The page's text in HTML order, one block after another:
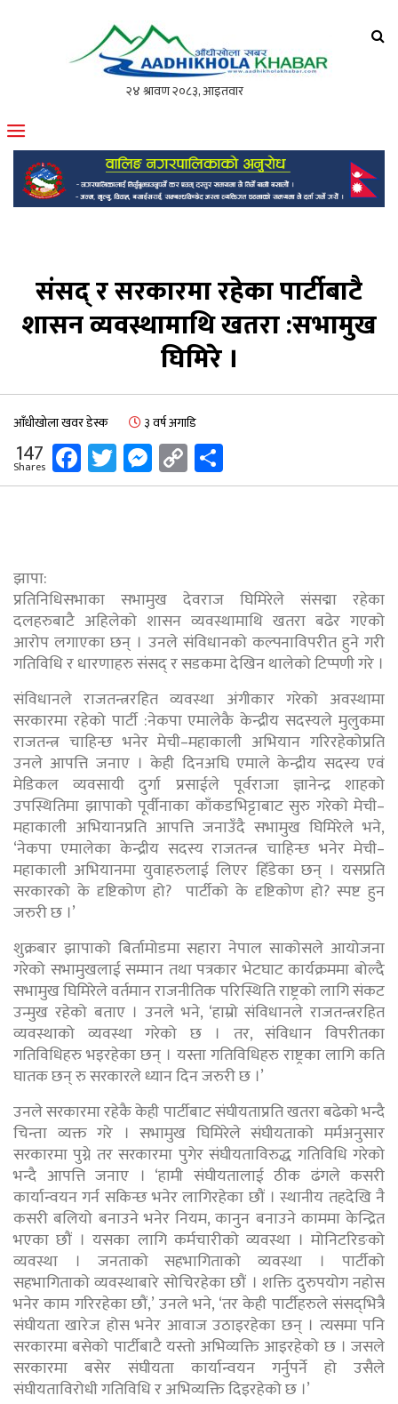
मोफसलकै लोकप्रिय अनलाइन पत्रिका
संसद् र सरकारमा रहेका पार्टीबाटै
शासन व्यवस्थामाथि खतरा :सभामुख
घिमिरे ।
आँधीखोला खवर डेस्क ३ वर्ष अगाडि
147
Shares Facebook
Twitter
Messenger
Copy
Link
झापा:
प्रतिनिधिसभाका सभामुख देवराज घिमिरेले संसद्मा रहेका
दलहरुबाटै अहिलेको शासन व्यवस्थामाथि खतरा बढेर गएको
आरोप लगाएका छन् । उनले संविधानको कल्पनाविपरीत हुने गरी
गतिविधि र धारणाहरु संसद् र सडकमा देखिन थालेको टिप्पणी गरे ।
संविधानले राजतन्त्ररहित व्यवस्था अंगीकार गरेको अवस्थामा
सरकारमा रहेको पार्टी :नेकपा एमालेकै केन्द्रीय सदस्यले मुलुकमा
राजतन्त्र चाहिन्छ भनेर मेची–महाकाली अभियान गरिरहेकोप्रति
उनले आपत्ति जनाए । केही दिनअघि एमाले केन्द्रीय सदस्य एवं
मेडिकल व्यवसायी दुर्गा प्रसाईले पूर्वराजा ज्ञानेन्द्र शाहको
उपस्थितिमा झापाको पूर्वीनाका काँकडभिट्टाबाट सुरु गरेको मेची–
महाकाली अभियानप्रति आपत्ति जनाउँदै सभामुख घिमिरेले भने,
‘नेकपा एमालेका केन्द्रीय सदस्य राजतन्त्र चाहिन्छ भनेर मेची–
महाकाली अभियानमा युवाहरुलाई लिएर हिँडेका छन् । यसप्रति
सरकारको के दृष्टिकोण हो? पार्टीको के दृष्टिकोण हो? स्पष्ट हुन
जरुरी छ ।’
शुक्रबार झापाको बिर्तामोडमा सहारा नेपाल साकोसले आयोजना
गरेको सभामुखलाई सम्मान तथा पत्रकार भेटघाट कार्यक्रममा बोल्दै
सभामुख घिमिरेले वर्तमान राजनीतिक परिस्थिति राष्ट्रको लागि संकट
उन्मुख रहेको बताए । उनले भने, ‘हाम्रो संविधानले राजतन्त्ररहित
व्यवस्थाको व्यवस्था गरेको छ । तर, संविधान विपरीतका
गतिविधिहरु भइरहेका छन् । यस्ता गतिविधिहरु राष्ट्रका लागि कति
घातक छन् रु सरकारले ध्यान दिन जरुरी छ ।’
उनले सरकारमा रहेकै केही पार्टीबाट संघीयताप्रति खतरा बढेको भन्दै
चिन्ता व्यक्त गरे । सभामुख घिमिरेले संघीयताको मर्मअनुसार
सरकारमा पुग्ने तर सरकारमा पुगेर संघीयताविरुद्ध गतिविधि गरेको
भन्दै आपत्ति जनाए । ‘हामी संघीयतालाई ठीक ढंगले कसरी
कार्यान्वयन गर्न सकिन्छ भनेर लागिरहेका छौं । स्थानीय तहदेखि नै
कसरी बलियो बनाउने भनेर नियम, कानुन बनाउने काममा केन्द्रित
भएका छौं । यसका लागि कर्मचारीको व्यवस्था । मोनिटरिङको
व्यवस्था । जनताको सहभागिताको व्यवस्था । पार्टीको
सहभागिताको व्यवस्थाबारे सोचिरहेका छौं । शक्ति दुरुपयोग नहोस
भनेर काम गरिरहेका छौं,’ उनले भने, ‘तर केही पार्टीहरुले संसद्‌भित्रै
संघीयता खारेज होस भनेर आवाज उठाइरहेका छन् । त्यसमा पनि
सरकारमा बसेको पार्टीबाटै यस्तो अभिव्यक्ति आइरहेको छ । जसले
सरकारमा बसेर संघीयता कार्यान्वयन गर्नुपर्ने हो उसैले
संघीयताविरोधी गतिविधि र अभिव्यक्ति दिइरहेको छ ।’